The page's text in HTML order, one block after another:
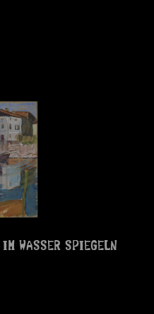
WASSER SPIEGELN